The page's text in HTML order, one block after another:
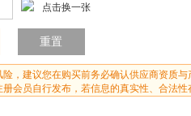
点击换一张
，建议您在购买前务必确认供应商资质与
会员自行发布，若信息的真实性、合法性